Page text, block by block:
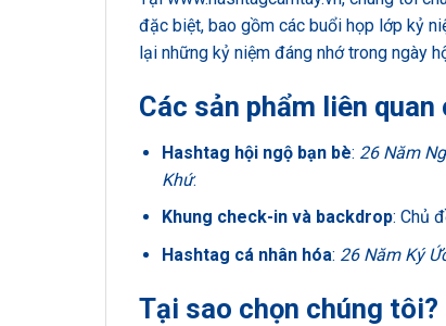
đặc biệt, bao gồm các buổi họp lớp kỷ
lại những kỷ niệm đáng nhớ trong ngày
Các sản phẩm liên quan
Hashtag hội ngộ bạn bè: 26 Năm
Khứ.
Khung check-in và backdrop: Chủ
Hashtag cá nhân hóa: 26 Năm Ký
Tại sao chọn chúng tôi?